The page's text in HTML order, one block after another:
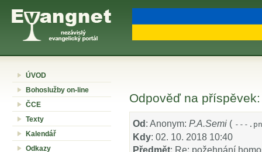
ÚVOD
Bohoslužby on-line
ČCE
Texty
Kalendář
Odkazy
Odpověď na
Od : Anonym: P.A.Semi ( ---
Kdy: 02. 10. 2018 10:40
Předmět: Re: požehnání